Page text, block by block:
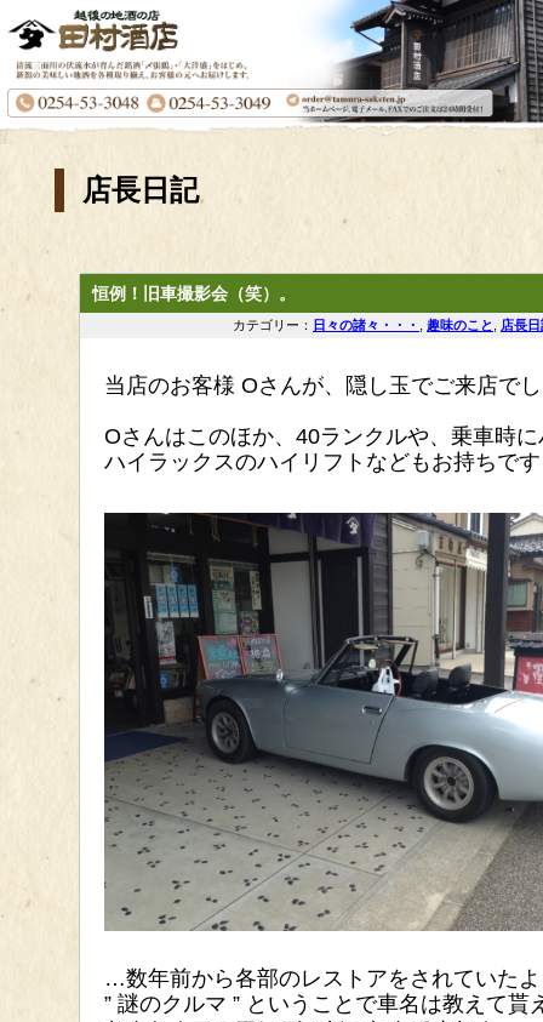
店長日記
恒例！旧車撮影会（笑）。
カテゴリー： 日々の諸々・・・ 趣味のこと 店長日
当店のお客様 Oさんが、隠し玉でご来店で
Oさんはこのほか、40ランクルや、乗車時
ハイラックスのハイリフトなどもお持ちで
…数年前から各部のレストアをされていた
” 謎のクルマ ” ということで車名は教えて貰